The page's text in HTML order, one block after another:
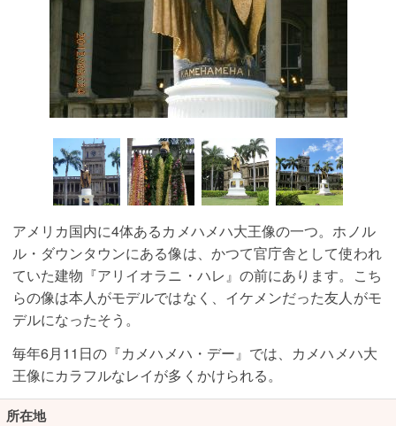
アメリカ国内に4体あるカメハメハ大王像の一つ。ホノル
ル・ダウンタウンにある像は、かつて官庁舎として使われ
ていた建物『アリイオラニ・ハレ』の前にあります。こち
らの像は本人がモデルではなく、イケメンだった友人がモ
デルになったそう。
毎年6月11日の『カメハメハ・デー』では、カメハメハ大
王像にカラフルなレイが多くかけられる。
所在地